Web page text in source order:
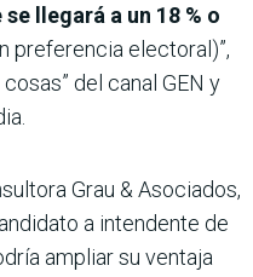
llegará a un 18 % o
preferencia electoral)”,
del canal GEN y
Grau & Asociados,
a intendente de
ampliar su ventaja